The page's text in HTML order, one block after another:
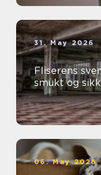
31. May 2026
Fliserens
smukt og
06. May 2026